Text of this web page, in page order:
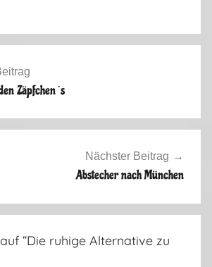
Zäpfchen´s
Nächster Beitrag
Abstecher nach München
“Die ruhige Alternative zu